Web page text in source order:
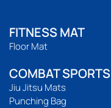
FITNESS MAT
Floor Mat
COMBAT SPORTS
Jiu Jitsu Mats
Punching Bag